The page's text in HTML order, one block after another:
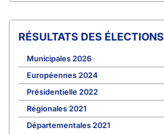
RÉSULTATS DES ÉLECTIONS
Municipales 2026
Européennes 2024
Présidentielle 2022
Régionales 2021
Départementales 2021